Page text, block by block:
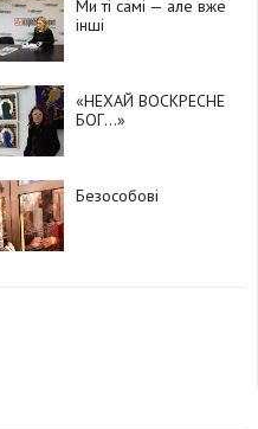
Ми ті самі — але вже
інші
«НЕХАЙ ВОСКРЕСНЕ
БОГ…»
Безособові